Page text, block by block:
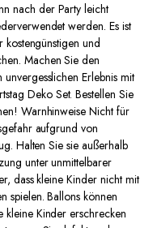
nach der Party leicht
werden. Es ist
und
Machen Sie den
Erlebnis mit
Deko Set. Bestellen Sie
Warnhinweise Nicht für
aufgrund von
Halten Sie sie außerhalb
unter unmittelbarer
dass kleine Kinder nicht mit
spielen. Ballons können
Kinder erschrecken